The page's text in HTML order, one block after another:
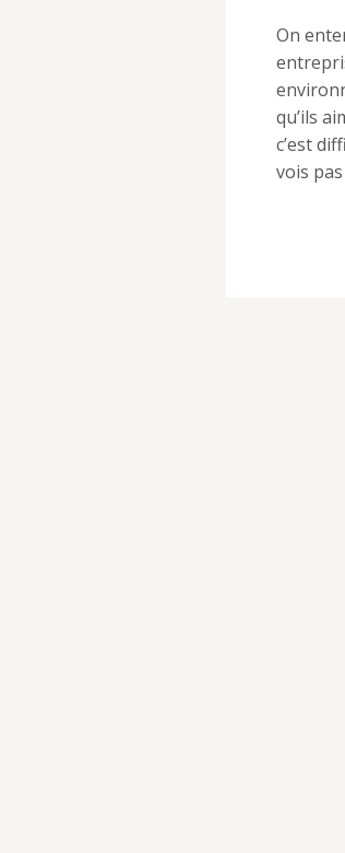
On
qu’ils
c’est
vois